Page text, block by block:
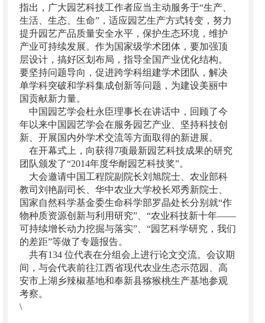
指出，广大园艺科技工作者应当主动服务于“生产、
生活、生态、生命”，适应园艺生产方式转变，努力
提升园艺产品质量安全水平，保护生态环境，维护
产业可持续发展。作为国家级学术团体，要加强顶
层设计，搞好区划布局，指导全国产业优化结构。
要坚持问题导向，促进跨学科组建学术团队，解决
单学科突破和学科集成创新等问题，为建设美丽中
国贡献新力量。
中国园艺学会杜永臣理事长在讲话中，回顾了今
年以来中国园艺学会在服务园艺产业、坚持科技创
新、开展国内外学术交流等方面取得的新进展。
在开幕式上，向获得7项最新园艺科技成果的研究
团队颁发了“2014年度华耐园艺科技奖”。
大会邀请中国工程院副院长刘旭院士、农业部科
教司刘艳副司长、华中农业大学校长邓秀新院士、
国家自然科学基金委生命科学部罗晶处长分别就“作
物种质资源创新与利用研究”、“农业科技新十年——
可持续增长动力挖掘与落实”、“园艺科学研究，我们
的差距”等做了专题报告。
共有134 位代表在分组会上进行论文交流。会议期
间，与会代表前往江西省现代农业生态示范园、高
安市上湖乡辣椒基地和奉新县猕猴桃生产基地参观
考察。
\